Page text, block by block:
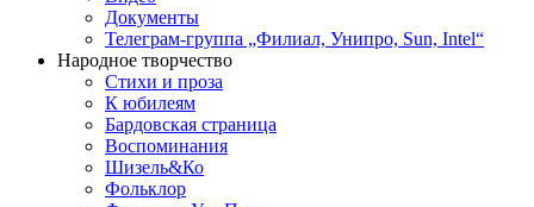
Документы
Телеграм-группа „Филиал, Унипро, Sun, Intel“
Народное творчество
Стихи и проза
К юбилеям
Бардовская страница
Воспоминания
Шизель&Ко
Фольклор